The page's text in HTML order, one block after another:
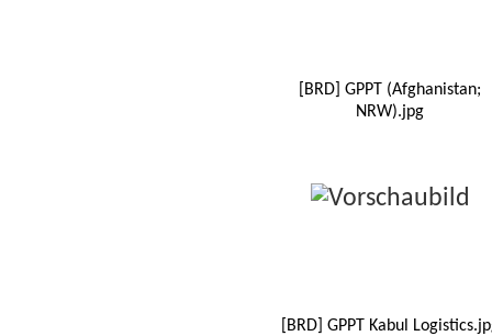
[BRD] GPPT (Afghanistan;
NRW).jpg
[BRD] GPPT Kabul